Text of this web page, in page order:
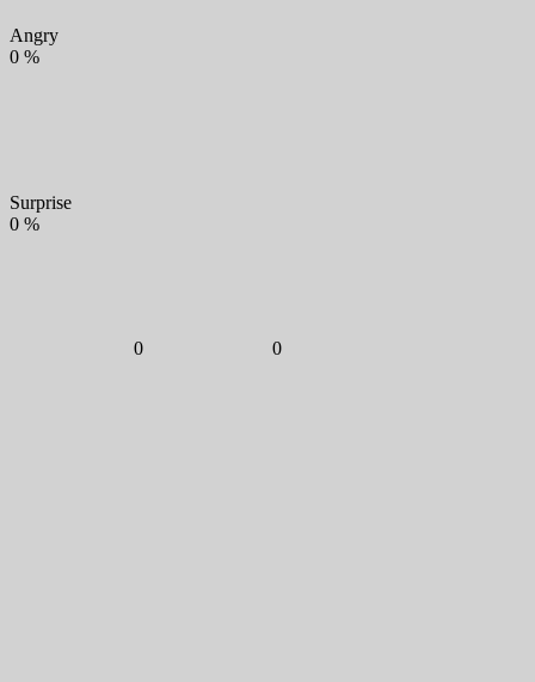
Angry
0 %
Surprise
0 %
0 0